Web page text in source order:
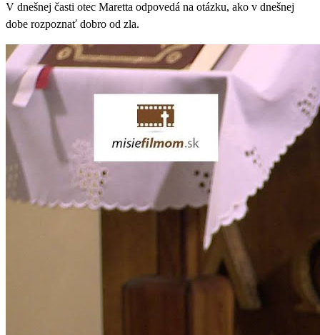
V dnešnej časti otec Maretta odpovedá na otázku, ako v dnešnej
dobe rozpoznať dobro od zla.